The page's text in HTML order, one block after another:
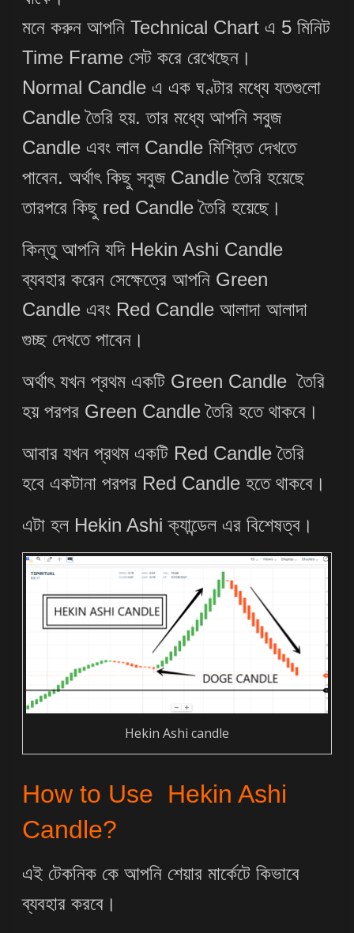
মনে করুন আপনি Technical Chart এ 5 মিনিট
Time Frame সেট করে রেখেছেন।
Normal Candle এ এক ঘণ্টার মধ্যে যতগুলো
Candle তৈরি হয়. তার মধ্যে আপনি সবুজ
Candle এবং লাল Candle মিশ্রিত দেখতে
পাবেন. অর্থাৎ কিছু সবুজ Candle তৈরি হয়েছে
তারপরে কিছু red Candle তৈরি হয়েছে।
কিন্তু আপনি যদি Hekin Ashi Candle
ব্যবহার করেন সেক্ষেত্রে আপনি Green
Candle এবং Red Candle আলাদা আলাদা
গুচ্ছ দেখতে পাবেন।
অর্থাৎ যখন প্রথম একটি Green Candle তৈরি
হয় পরপর Green Candle তৈরি হতে থাকবে।
আবার যখন প্রথম একটি Red Candle তৈরি
হবে একটানা পরপর Red Candle হতে থাকবে।
এটা হল Hekin Ashi ক্যান্ডেল এর বিশেষত্ব।
Hekin Ashi candle
How to Use Hekin Ashi
Candle?
এই টেকনিক কে আপনি শেয়ার মার্কেটে কিভাবে
ব্যবহার করবে।